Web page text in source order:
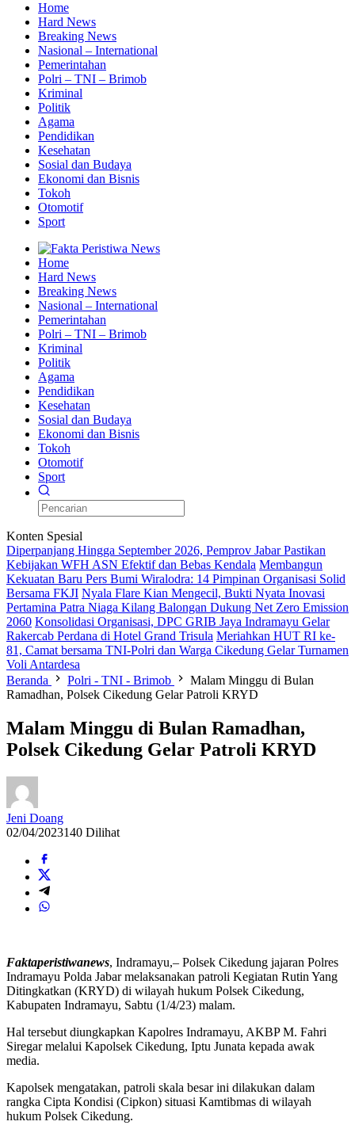
Home
Hard News
Breaking News
Nasional – International
Pemerintahan
Polri – TNI – Brimob
Kriminal
Politik
Agama
Pendidikan
Kesehatan
Sosial dan Budaya
Ekonomi dan Bisnis
Tokoh
Otomotif
Sport
Home
Hard News
Breaking News
Nasional – International
Pemerintahan
Polri – TNI – Brimob
Kriminal
Politik
Agama
Pendidikan
Kesehatan
Sosial dan Budaya
Ekonomi dan Bisnis
Tokoh
Otomotif
Sport
Konten Spesial
Diperpanjang Hingga September 2026, Pemprov Jabar Pastikan
Kebijakan WFH ASN Efektif dan Bebas Kendala Membangun
Kekuatan Baru Pers Bumi Wiralodra: 14 Pimpinan Organisasi Solid
Bersama FKJI Nyala Flare Kian Mengecil, Bukti Nyata Inovasi
Pertamina Patra Niaga Kilang Balongan Dukung Net Zero Emission
2060 Konsolidasi Organisasi, DPC GRIB Jaya Indramayu Gelar
Rakercab Perdana di Hotel Grand Trisula Meriahkan HUT RI ke-
81, Camat bersama TNI-Polri dan Warga Cikedung Gelar Turnamen
Voli Antardesa
Beranda
Polri - TNI - Brimob
Malam Minggu di Bulan
Ramadhan, Polsek Cikedung Gelar Patroli KRYD
Malam Minggu di Bulan Ramadhan,
Polsek Cikedung Gelar Patroli KRYD
Jeni Doang
02/04/2023140 Dilihat
Faktaperistiwanews, Indramayu,– Polsek Cikedung jajaran Polres
Indramayu Polda Jabar melaksanakan patroli Kegiatan Rutin Yang
Ditingkatkan (KRYD) di wilayah hukum Polsek Cikedung,
Kabupaten Indramayu, Sabtu (1/4/23) malam.
Hal tersebut diungkapkan Kapolres Indramayu, AKBP M. Fahri
Siregar melalui Kapolsek Cikedung, Iptu Junata kepada awak
media.
Kapolsek mengatakan, patroli skala besar ini dilakukan dalam
rangka Cipta Kondisi (Cipkon) situasi Kamtibmas di wilayah
hukum Polsek Cikedung.